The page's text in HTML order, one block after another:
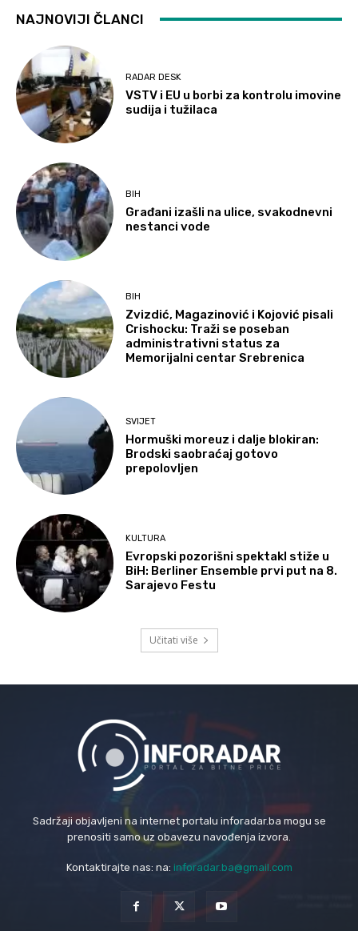
NAJNOVIJI ČLANCI
RADAR DESK
VSTV i EU u borbi za kontrolu imovine
sudija i tužilaca
BIH
Građani izašli na ulice, svakodnevni
nestanci vode
BIH
Zvizdić, Magazinović i Kojović pisali
Crishocku: Traži se poseban
administrativni status za
Memorijalni centar Srebrenica
SVIJET
Hormuški moreuz i dalje blokiran:
Brodski saobraćaj gotovo
prepolovljen
KULTURA
Evropski pozorišni spektakl stiže u
BiH: Berliner Ensemble prvi put na 8.
Sarajevo Festu
Učitati više
Sadržaji objavljeni na internet portalu inforadar.ba mogu se
prenositi samo uz obavezu navođenja izvora.
Kontaktirajte nas: na: inforadar.ba@gmail.com